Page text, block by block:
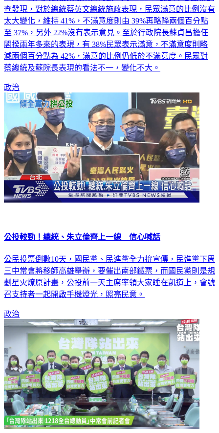
查發現，對於總統蔡英文總統施政表現，民眾滿意的比例沒有
太大變化，維持 41%，不滿意度則由 39%再略降兩個百分點
至 37%，另外 22%沒有表示意見。至於行政院長蘇貞昌擔任
閣揆兩年多來的表現，有 38%民眾表示滿意，不滿意度則略
減兩個百分點為 42%，滿意的比例仍低於不滿意度。民眾對
蔡總統及蘇院長表現的看法不一，變化不大。
政治
公投較勁！總統、朱立倫齊上一線 信心喊話
公民投票倒數10天，國民黨、民進黨全力拚宣傳，民進黨下周
三中常會將移師高雄舉辦，要催出南部鐵票，而國民黨則是規
劃星火燎原計畫，公投前一天主席率領大家睡在凱道上，會號
召支持者一起開啟手機燈光，照亮民意。
政治